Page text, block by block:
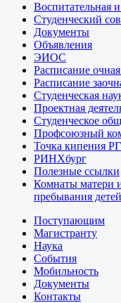
Воспитательная
Студенческий
Документы
Объявления
ЭИОС
Расписание
Расписание
Студенческая
Проектная
Студенческое
Профсоюзный
Точка кипения
РИНХбург
Полезные ссылки
Комнаты матери
пребывания детей
Поступающим
Магистранту
Наука
События
Мобильность
Документы
Контакты